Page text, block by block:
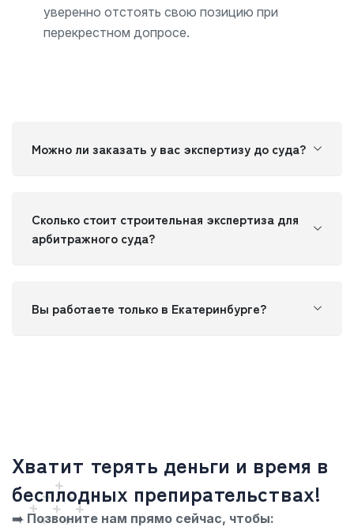
уверенно отстоять свою позицию при
перекрестном допросе.
Можно ли заказать у вас экспертизу до суда?
Сколько стоит строительная экспертиза для
арбитражного суда?
Вы работаете только в Екатеринбурге?
Хватит терять деньги и время в
бесплодных препирательствах!
➡️ Позвоните нам прямо сейчас, чтобы: